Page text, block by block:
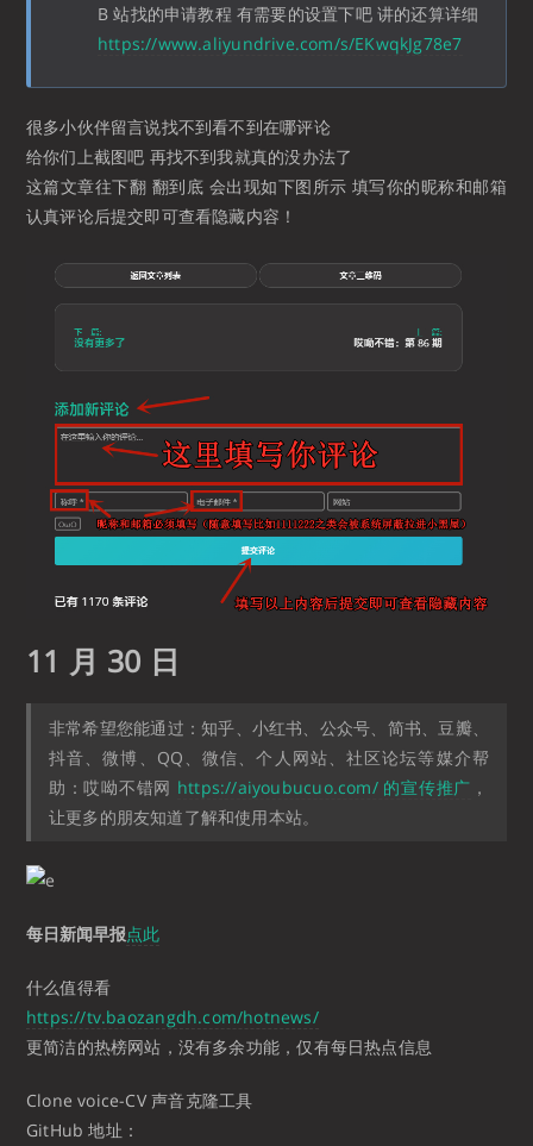
B 站找的申请教程 有需要的设置下吧 讲的还算详细
https://www.aliyundrive.com/s/EKwqkJg78e7
很多小伙伴留言说找不到看不到在哪评论
给你们上截图吧 再找不到我就真的没办法了
这篇文章往下翻 翻到底 会出现如下图所示 填写你的昵称和邮箱
认真评论后提交即可查看隐藏内容！
11 月 30 日
非常希望您能通过：知乎、小红书、公众号、简书、豆瓣、
抖音、微博、QQ、微信、个人网站、社区论坛等媒介帮
助：哎呦不错网 https://aiyoubucuo.com/ 的宣传推广 ，
让更多的朋友知道了解和使用本站。
每日新闻早报点此
什么值得看
https://tv.baozangdh.com/hotnews/
更简洁的热榜网站，没有多余功能，仅有每日热点信息
Clone voice-CV 声音克隆工具
GitHub 地址：